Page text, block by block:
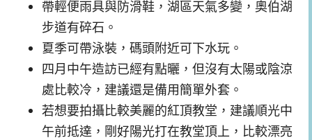
帶輕便雨具與防滑鞋，湖區天氣多變，奧伯湖
步道有碎石。
夏季可帶泳裝，碼頭附近可下水玩。
四月中午造訪已經有點曬，但沒有太陽或陰涼
處比較冷，建議還是備用簡單外套。
若想要拍攝比較美麗的紅頂教堂，建議順光中
午前抵達，剛好陽光打在教堂頂上，比較漂亮